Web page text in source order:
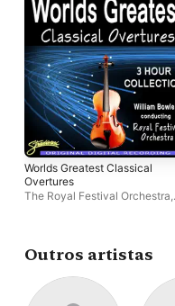
Worlds Greatest Classical
Overtures
The Royal Festival Orchestra
Outros artistas